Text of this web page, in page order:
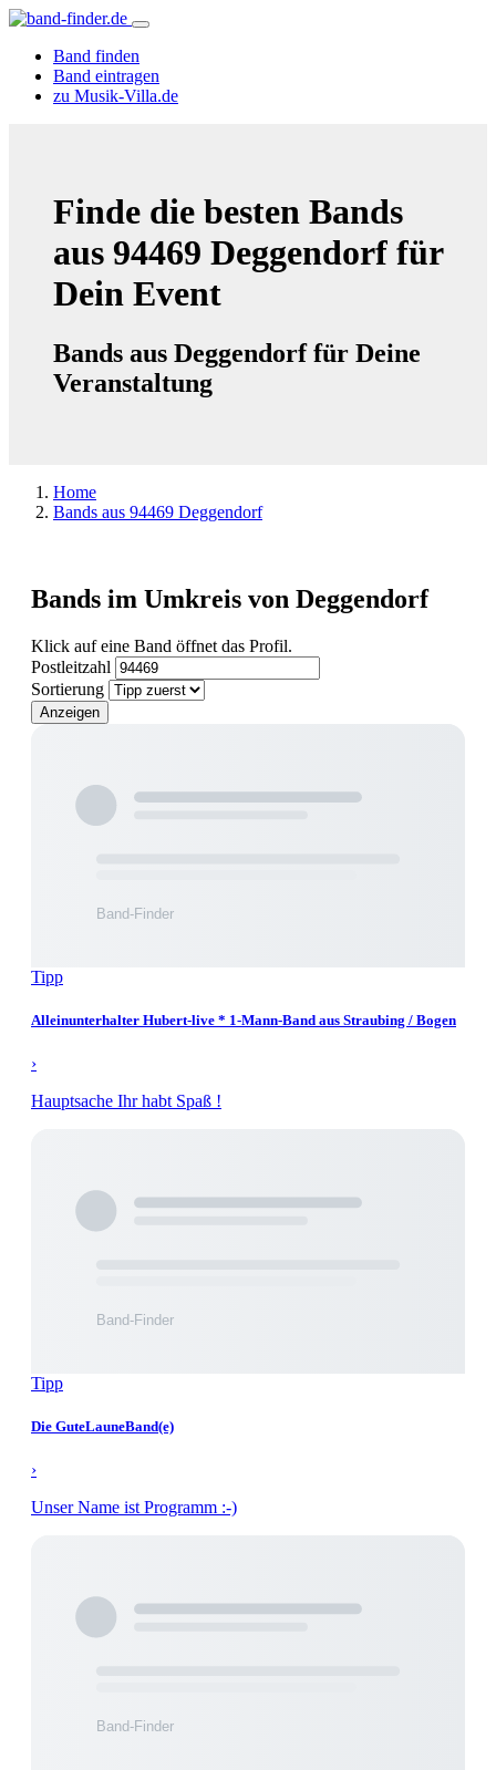
Band finden
Band eintragen
zu Musik-Villa.de
Finde die besten Bands
aus 94469 Deggendorf für
Dein Event
Bands aus Deggendorf für Deine
Veranstaltung
Home
Bands aus 94469 Deggendorf
Bands im Umkreis von Deggendorf
Klick auf eine Band öffnet das Profil.
Postleitzahl
Sortierung
Anzeigen
Tipp
Alleinunterhalter Hubert-live * 1-Mann-Band aus Straubing / Bogen
›
Hauptsache Ihr habt Spaß !
Tipp
Die GuteLauneBand(e)
›
Unser Name ist Programm :-)